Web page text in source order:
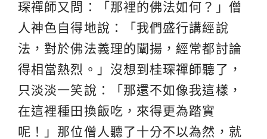
琛禪師又問：「那裡的佛法如何？」僧
人神色自得地說：「我們盛行講經說
法，對於佛法義理的闡揚，經常都討論
得相當熱烈。」沒想到桂琛禪師聽了，
只淡淡一笑說：「那還不如像我這樣，
在這裡種田換飯吃，來得更為踏實
呢！」那位僧人聽了十分不以為然，就